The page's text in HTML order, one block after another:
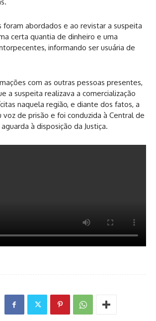
abordados e ao revistar a suspeita
certa quantia de dinheiro e uma
informando ser usuária de
com as outras pessoas presentes,
a suspeita realizava a comercialização
naquela região, e diante dos fatos, a
voz de prisão e foi conduzida à Central de
à disposição da Justiça.